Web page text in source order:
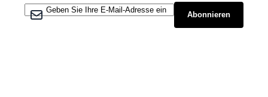
Melden Sie sich für unseren Newsletter an:
Abonnieren